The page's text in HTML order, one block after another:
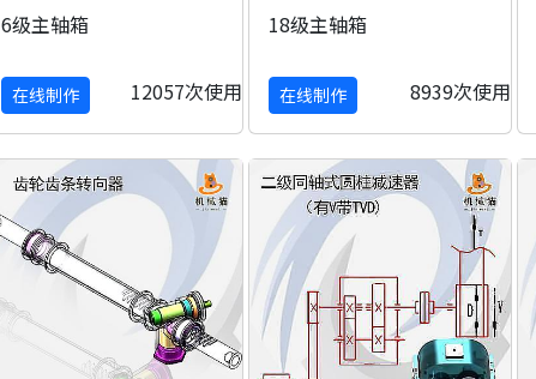
6级主轴箱
在线制作 12057次使用
18级主轴箱
在线制作 8939次使用